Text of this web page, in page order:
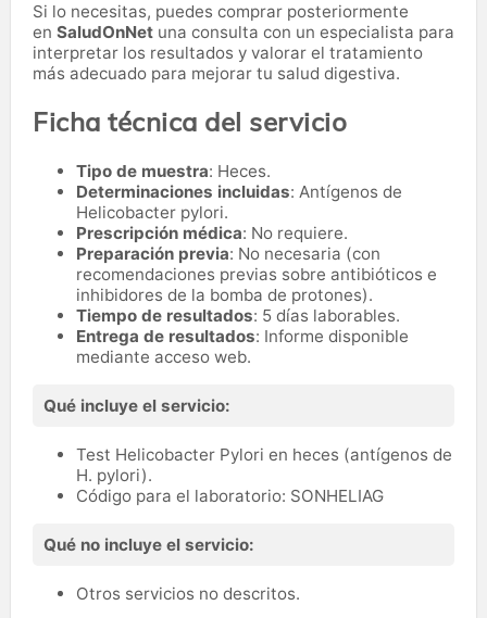
Si lo necesitas, puedes comprar posteriormente
en SaludOnNet una consulta con un especialista para
interpretar los resultados y valorar el tratamiento
más adecuado para mejorar tu salud digestiva.
Ficha técnica del servicio
Tipo de muestra: Heces.
Determinaciones incluidas: Antígenos de
Helicobacter pylori.
Prescripción médica: No requiere.
Preparación previa: No necesaria (con
recomendaciones previas sobre antibióticos e
inhibidores de la bomba de protones).
Tiempo de resultados: 5 días laborables.
Entrega de resultados: Informe disponible
mediante acceso web.
Qué incluye el servicio:
Test Helicobacter Pylori en heces (antígenos de
H. pylori).
Código para el laboratorio: SONHELIAG
Qué no incluye el servicio:
Otros servicios no descritos.